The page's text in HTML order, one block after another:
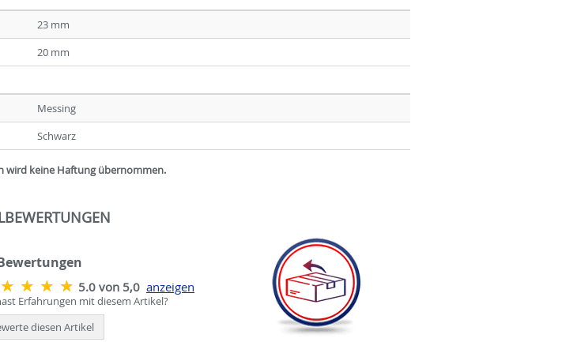
23 mm
20 mm
Messing
Schwarz
wird keine Haftung übernommen.
5.0 von 5,0 anzeigen
Erfahrungen mit diesem Artikel?
diesen Artikel